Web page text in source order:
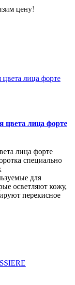
цену!
цвета лица форте
лица форте
специально
для
осветляют кожу,
перекисное